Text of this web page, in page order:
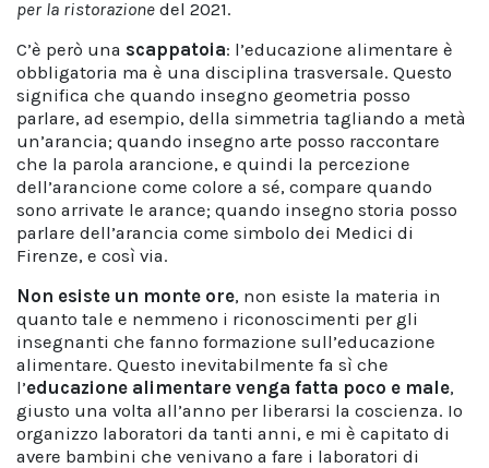
per la ristorazione del 2021.
C’è però una scappatoia: l’educazione alimentare è
obbligatoria ma è una disciplina trasversale. Questo
significa che quando insegno geometria posso
parlare, ad esempio, della simmetria tagliando a metà
un’arancia; quando insegno arte posso raccontare
che la parola arancione, e quindi la percezione
dell’arancione come colore a sé, compare quando
sono arrivate le arance; quando insegno storia posso
parlare dell’arancia come simbolo dei Medici di
Firenze, e così via.
Non esiste un monte ore, non esiste la materia in
quanto tale e nemmeno i riconoscimenti per gli
insegnanti che fanno formazione sull’educazione
alimentare. Questo inevitabilmente fa sì che
l’educazione alimentare venga fatta poco e male,
giusto una volta all’anno per liberarsi la coscienza. Io
organizzo laboratori da tanti anni, e mi è capitato di
avere bambini che venivano a fare i laboratori di